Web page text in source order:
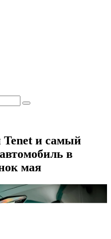
Tenet и самый
в
мая